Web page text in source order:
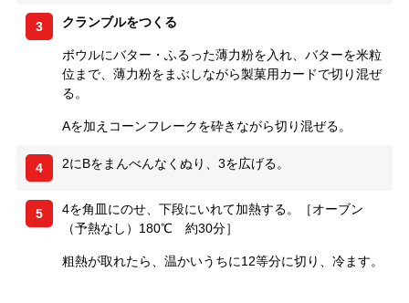
3 クランブルをつくる
ボウルにバター・ふるった薄力粉を入れ、バターを米粒
位まで、薄力粉をまぶしながら製菓用カードで切り混ぜ
る。
Aを加えコーンフレークを砕きながら切り混ぜる。
4 2にBをまんべんなくぬり、3を広げる。
5
4を角皿にのせ、下段にいれて加熱する。［オーブン
（予熱なし）180℃ 約30分］
粗熱が取れたら、温かいうちに12等分に切り、冷ます。